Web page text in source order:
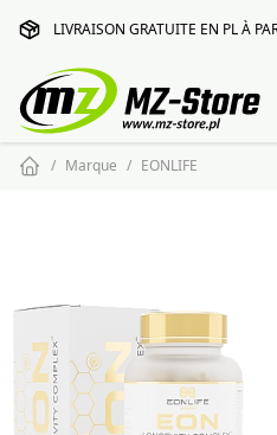
LIVRAISON GRATUITE EN PL À
Marque EONLIFE